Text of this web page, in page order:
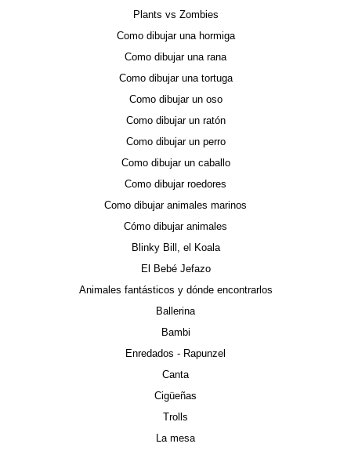
Plants vs Zombies
Como dibujar una hormiga
Como dibujar una rana
Como dibujar una tortuga
Como dibujar un oso
Como dibujar un ratón
Como dibujar un perro
Como dibujar un caballo
Como dibujar roedores
Como dibujar animales marinos
Cómo dibujar animales
Blinky Bill, el Koala
El Bebé Jefazo
Animales fantásticos y dónde encontrarlos
Ballerina
Bambi
Enredados - Rapunzel
Canta
Cigüeñas
Trolls
La mesa